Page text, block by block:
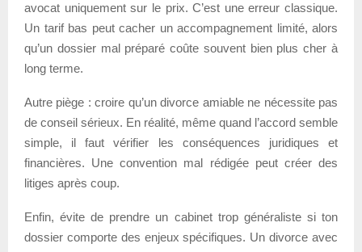
avocat uniquement sur le prix. C’est une erreur classique.
Un tarif bas peut cacher un accompagnement limité, alors
qu’un dossier mal préparé coûte souvent bien plus cher à
long terme.
Autre piège : croire qu’un divorce amiable ne nécessite pas
de conseil sérieux. En réalité, même quand l’accord semble
simple, il faut vérifier les conséquences juridiques et
financières. Une convention mal rédigée peut créer des
litiges après coup.
Enfin, évite de prendre un cabinet trop généraliste si ton
dossier comporte des enjeux spécifiques. Un divorce avec